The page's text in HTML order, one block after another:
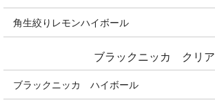
角生絞りレモンハイボール
ブラックニッカ クリア
ブラックニッカ ハイボール